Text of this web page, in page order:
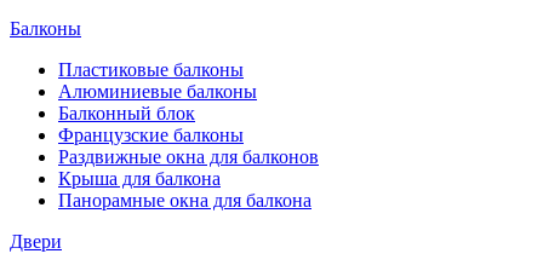
Балконы
Пластиковые балконы
Алюминиевые балконы
Балконный блок
Французские балконы
Раздвижные окна для балконов
Крыша для балкона
Панорамные окна для балкона
Двери